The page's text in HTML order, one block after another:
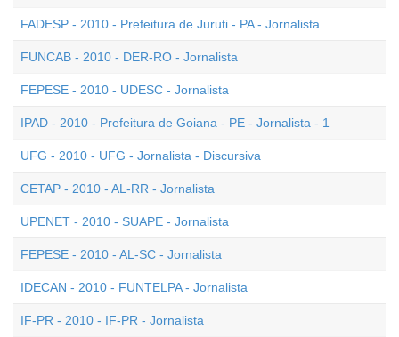
FADESP - 2010 - Prefeitura de Juruti - PA - Jornalista
FUNCAB - 2010 - DER-RO - Jornalista
FEPESE - 2010 - UDESC - Jornalista
IPAD - 2010 - Prefeitura de Goiana - PE - Jornalista - 1
UFG - 2010 - UFG - Jornalista - Discursiva
CETAP - 2010 - AL-RR - Jornalista
UPENET - 2010 - SUAPE - Jornalista
FEPESE - 2010 - AL-SC - Jornalista
IDECAN - 2010 - FUNTELPA - Jornalista
IF-PR - 2010 - IF-PR - Jornalista